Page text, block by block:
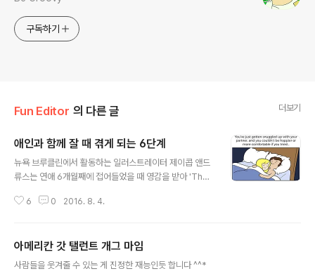
구독하기
Fun Editor 의 다른 글 더보기
애인과 함께 잘 때 겪게 되는 6단계
뉴욕 브루클린에서 활동하는 일러스트레이터 제이콥 앤드
류스는 연애 6개월째에 접어들었을 때 영감을 받아 'The
즈를 만들었다. 1단계: 막 서로에게 파고든 상태로, 이보다
하는 건 간단한 일이 아니다. "돌아와!" "저리 가!" 4단계:
마침내 둘 다 깊이 잠들었을 때, 갑자기 한 명이 이상한 자
6 0 2016. 8. 4.
아메리칸 갓 탤런트 개그 마임
사람들을 웃겨줄 수 있는 게 진정한 재능인듯 합니다 ^^*